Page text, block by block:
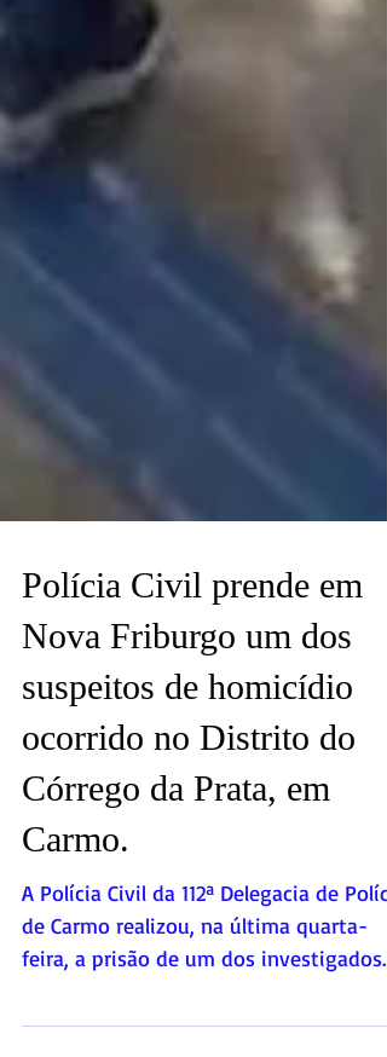
Polícia Civil prende em
Nova Friburgo um dos
suspeitos de homicídio
ocorrido no Distrito do
Córrego da Prata, em
Carmo.
A Polícia Civil da 112ª Delegacia de
de Carmo realizou, na última quarta-
pelo homicídio ocorrido no início do